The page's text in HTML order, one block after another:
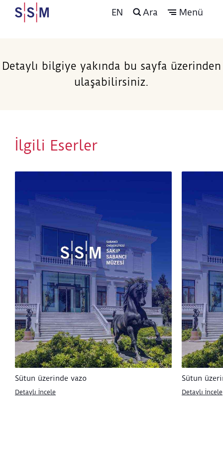
EN Ara Menü
Detaylı bilgiye yakında bu sayfa üzerinden
ulaşabilirsiniz.
İlgili Eserler
Sütun üzerinde vazo
Detaylı İncele
Sütun
Detaylı İncele